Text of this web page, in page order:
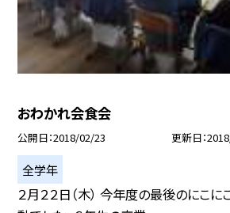
おわかれ会食会
公開日 2018/02/23 更新日
全学年
２月２２日（木） 今年度の最後のにこ